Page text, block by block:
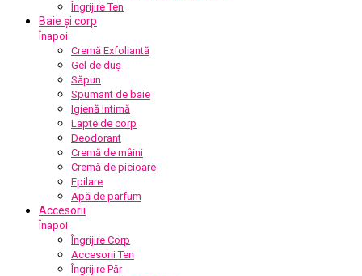
Îngrijire Ten
Baie și corp
Înapoi
Cremă Exfoliantă
Gel de duș
Săpun
Spumant de baie
Igienă Intimă
Lapte de corp
Deodorant
Cremă de mâini
Cremă de picioare
Epilare
Apă de parfum
Accesorii
Înapoi
Îngrijire Corp
Accesorii Ten
Îngrijire Păr